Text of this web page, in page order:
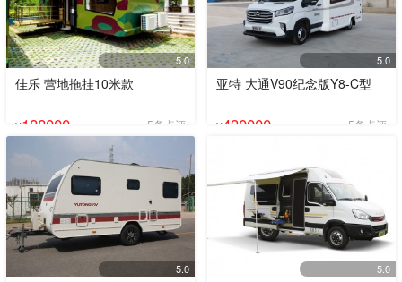
5.0
佳乐 营地拖挂10米款
¥188000 5条点评
5.0
亚特 大通V90纪念版Y8-C型
¥430000 5条点评
5.0 5.0